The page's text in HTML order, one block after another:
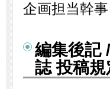
企画担当幹
編集後記
誌 投稿規